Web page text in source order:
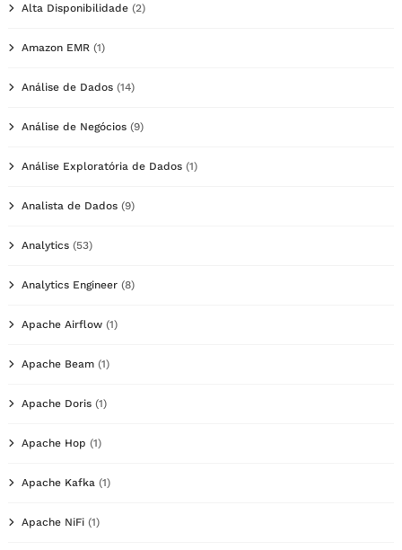
Alta Disponibilidade (2)
Amazon EMR (1)
Análise de Dados (14)
Análise de Negócios (9)
Análise Exploratória de Dados (1)
Analista de Dados (9)
Analytics (53)
Analytics Engineer (8)
Apache Airflow (1)
Apache Beam (1)
Apache Doris (1)
Apache Hop (1)
Apache Kafka (1)
Apache NiFi (1)